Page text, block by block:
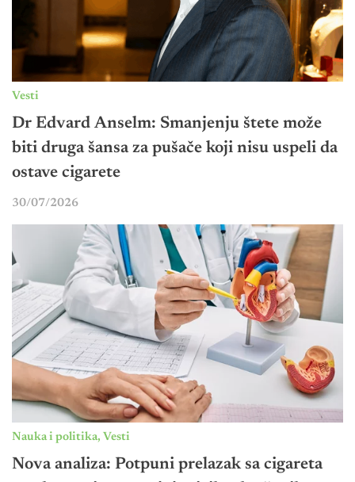
Vesti
Dr Edvard Anselm: Smanjenju štete može
biti druga šansa za pušače koji nisu uspeli da
ostave cigarete
30/07/2026
Nauka i politika, Vesti
Nova analiza: Potpuni prelazak sa cigareta